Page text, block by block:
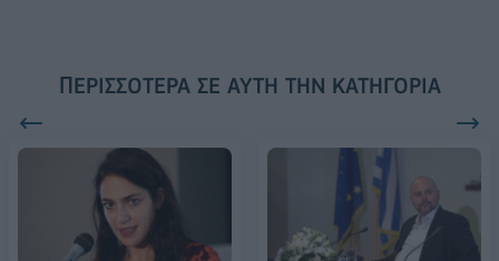
ΠΕΡΙΣΣΌΤΕΡΑ ΣΕ ΑΥΤΉ ΤΗΝ ΚΑΤΗΓΟΡΊΑ